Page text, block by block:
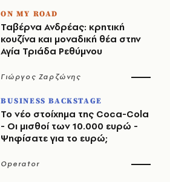
ON MY ROAD
Ταβέρνα Ανδρέας: κρητική
κουζίνα και μοναδική θέα στην
Αγία Τριάδα Ρεθύμνου
Γιώργος Ζαρζώνης
BUSINESS BACKSTAGE
Το νέο στοίχημα της Coca-Cola
- Οι μισθοί των 10.000 ευρώ -
Ψηφίσατε για το ευρώ;
Operator